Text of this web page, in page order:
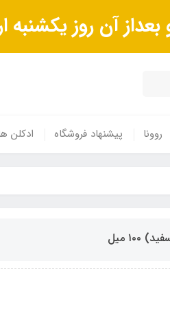
روونا پیشنهاد فروشگاه ادکلن